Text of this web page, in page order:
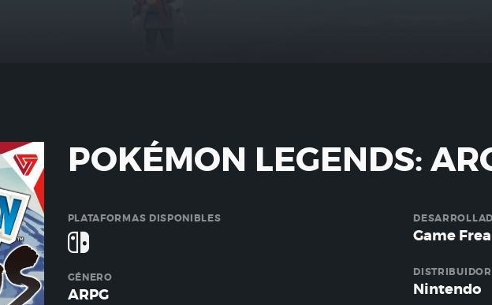
POKÉMON LEGENDS:
PLATAFORMAS DISPONIBLES
GÉNERO
ARPG
Game
DISTRIBUIDOR
Nintendo